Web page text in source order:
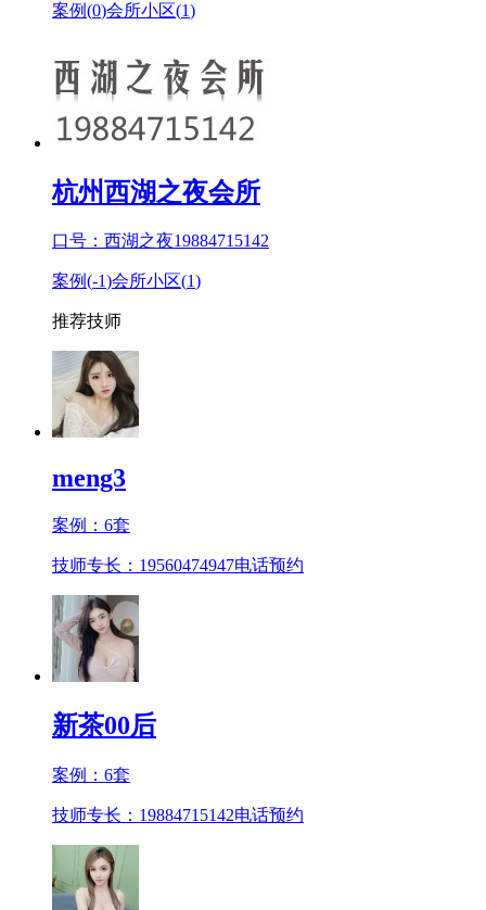
案例(0)会所小区(1)
杭州西湖之夜会所
口号：西湖之夜19884715142
案例(-1)会所小区(1)
推荐技师
meng3
案例： 6套
技师专长：19560474947电话预约
新茶00后
案例： 6套
技师专长：19884715142电话预约